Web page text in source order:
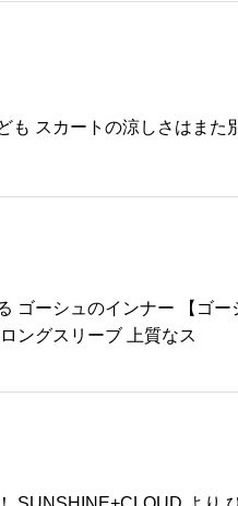
も スカートの涼しさはまた
ゴーシュのインナー 【ゴー
ングスリーブ 上質なス